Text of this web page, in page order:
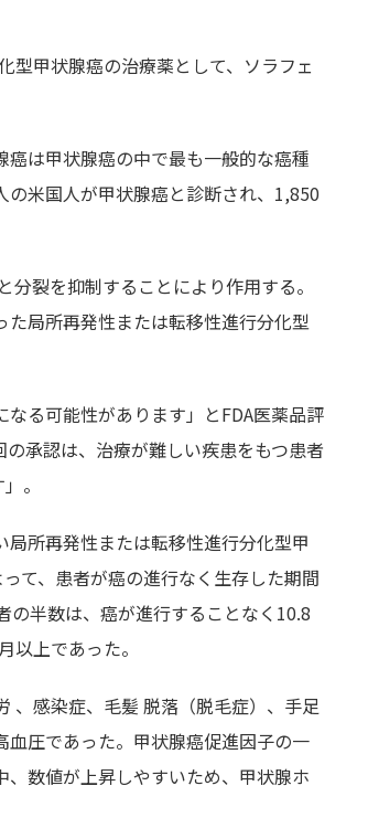
型甲状腺癌の治療薬として、ソラフェ
は甲状腺癌の中で最も一般的な癌種
米国人が甲状腺癌と診断され、1,850
裂を抑制することにより作用する。
局所再発性または転移性進行分化型
る可能性があります」とFDA医薬品評
承認は、治療が難しい疾患をもつ患者
。
所再発性または転移性進行分化型甲
て、患者が癌の進行なく生存した期間
の半数は、癌が進行することなく10.8
上であった。
、感染症、毛髪 脱落（脱毛症）、手足
圧であった。甲状腺癌促進因子の一
数値が上昇しやすいため、甲状腺ホ